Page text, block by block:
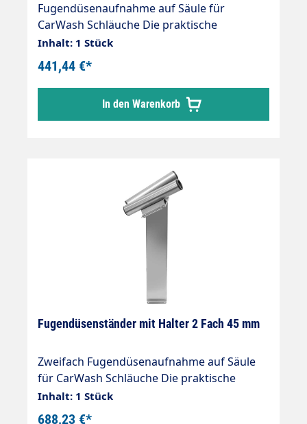
Fugendüsenaufnahme auf Säule für
CarWash Schläuche Die praktische
Halterung für Zubehör Fugendüsen
Konzipiert für zentrale Sauganlagen, auch
für einzelne SB-Sauger einsetzbar
hochwertige Verarbeitung stabil und
erweiterbar ansprechendes Design Äußerst
robust und stabil Edelstahldesign
ausgelegt für die neuen, auch unter Vacuum
leicht drehbaren Muffen.
Inhalt: 1 Stück
441,44 €*
In den Warenkorb
Fugendüsenständer mit Halter 2 Fach 45 mm
Zweifach Fugendüsenaufnahme auf Säule
für CarWash Schläuche Die praktische
Halterung für Zubehör Fugendüsen
Konzipiert für zentrale Sauganlagen, auch
Inhalt: 1 Stück
688,23 €*